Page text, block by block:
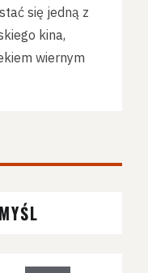
się jedną z
kina,
wiernym